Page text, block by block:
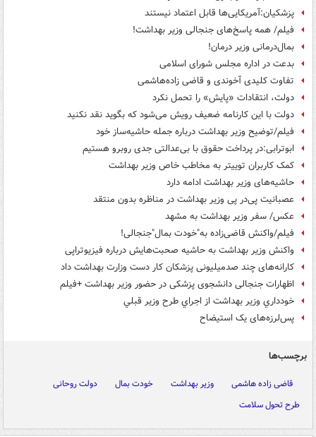
پزشکیان:آمریکایی‌ها قابل اعتماد نیستند
فیلم/ همه پاسخ‌های جنجالی وزیر بهداشت!
بمال‌درمانی وزیر درمان!
بدعت در اداره مجلس شورای اسلامی
تفاوت کلیدی آخوندی و قاضی زاده‌هاشمی
دولت، انتقادات «پایش» را تحمل نکرد
دولت با این کارنامه ضعیف رویش می‌شود که بگوید نقد نکنید
فیلم/توضیح وزیر بهداشت درباره جمله حاشیه‌ساز خود
ابوترابی:در پرداخت حقوق با بی‌عدالتی جدی روبرو هستیم
کمک کاربران توییتر به مخاطب خاص وزیر بهداشت
حاشیه‌های وزیر بهداشت ادامه دارد
عصبانیت پی‌در پی وزیر بهداشت در مناظره بدون منتقد
عکس/ سفر وزیر بهداشت به مشهد
فیلم/واکنش قاضی‌زاده به"خودت بمال"جنجالی!
واکنش وزیر بهداشت به حاشیه صحبت‌هایش درباره فیزیوتراپی
کارانه‌های چند صدمیلیونی پزشکان کار دست وزارت بهداشت داد
اظهارات جنجالی دانشجوی پزشکی در حضور وزیر بهداشت +فیلم
خودداري وزير بهداشت از اجراي طرح وزير قبلي
پس‌لرزه‌های یک استیضاح
برچسب‌ها
قاضی زاده هاشمی وزیر بهداشت خودت بمال
دولت روحانی
طرح تحول سلامت